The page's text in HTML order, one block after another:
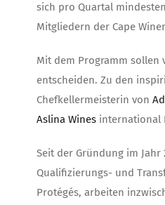
sich pro Quartal
Mitgliedern der Cape
Mit dem Programm sollen
entscheiden. Zu den
Chefkellermeisterin von
Aslina Wines international
Seit der Gründung im Jahr
Qualifizierungs- und
Protégés, arbeiten